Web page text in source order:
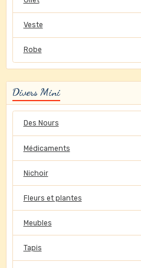
Veste
Robe
Divers Mini
Des Nours
Médicaments
Nichoir
Fleurs et plantes
Meubles
Tapis